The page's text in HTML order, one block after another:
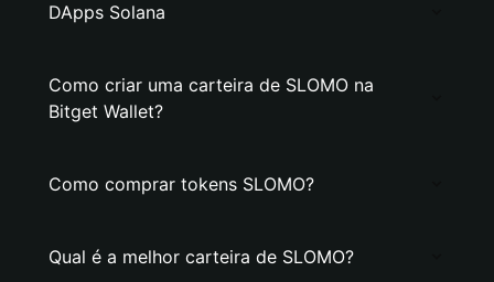
DApps Solana
Como criar uma carteira de SLOMO na
Bitget Wallet?
Como comprar tokens SLOMO?
Qual é a melhor carteira de SLOMO?